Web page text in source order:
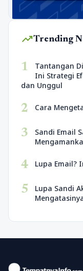
trending_upTrending
1
Tantangan
Ini Strategi
dan Unggul
2 Cara
3
Sandi Email
4 Lupa Email?
5
Lupa Sandi